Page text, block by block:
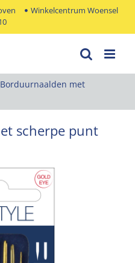
Winkelcentrum Woensel
Borduurnaalden met
scherpe punt